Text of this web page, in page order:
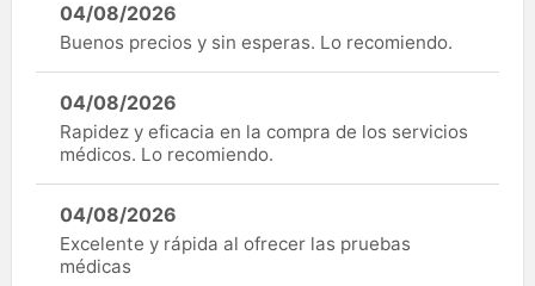
04/08/2026
Buenos precios y sin esperas. Lo recomiendo.
04/08/2026
Rapidez y eficacia en la compra de los servicios
médicos. Lo recomiendo.
04/08/2026
Excelente y rápida al ofrecer las pruebas
médicas